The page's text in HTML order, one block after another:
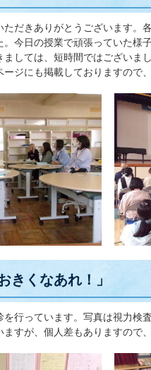
ただきありがとうございます。
今日の授業で頑張っていた様
ましては、短時間ではございま
ジにも掲載しておりますので
きくなあれ！」
を行っています。写真は視力検
ますが、個人差もありますので